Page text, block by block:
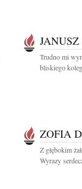
Trudno mi
bliskiego
ZOFIA
Z głębokim
Wyrazy